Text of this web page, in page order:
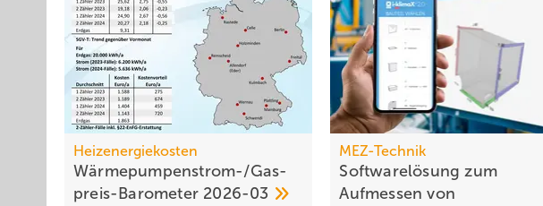
Heizenergiekosten
Wärmepumpen­strom-/Gas­
preis-Baro­meter 2026-03
MEZ-Technik
Softwarelösung zum
Aufmessen von